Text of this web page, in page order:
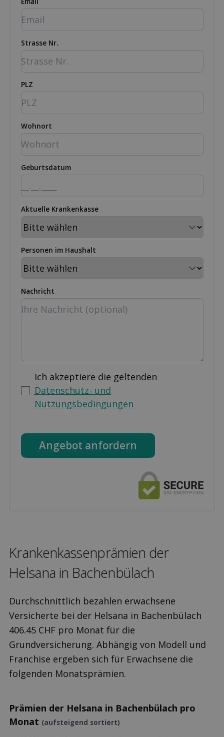
Strasse Nr.
PLZ
Wohnort
Geburtsdatum
Aktuelle Krankenkasse
Personen im Haushalt
Nachricht
Ich akzeptiere die geltenden
Datenschutz- und
Nutzungsbedingungen
Angebot anfordern
Kranken­kassen­prämien der
Helsana in Bachenbülach
Durchschnittlich bezahlen erwachsene
Versicherte bei der Helsana in Bachenbülach
406.45 CHF pro Monat für die
Grundversicherung. Abhängig von Modell und
Franchise ergeben sich für Erwachsene die
folgenden Monatsprämien.
Prämien der Helsana in Bachenbülach pro
Monat (aufsteigend sortiert)